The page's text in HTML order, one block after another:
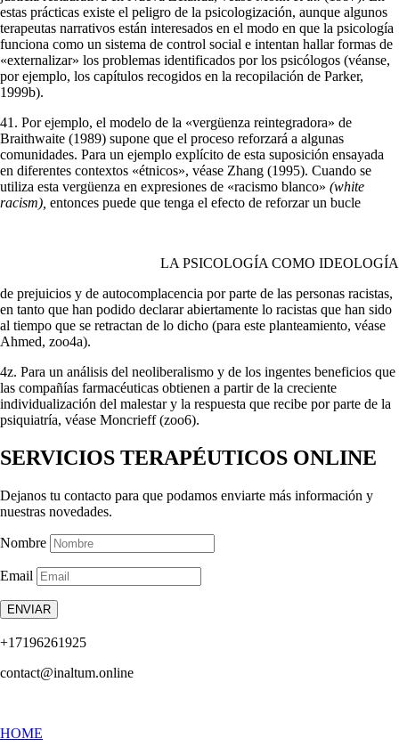
estas prácticas existe el peligro de la psicologización, aunque algunos
terapeutas narrativos están inte­resados en el modo en que la psicología
funciona como un sistema de control social e intentan hallar formas de
«externalizar» los problemas identificados por los psicólogos (véanse,
por ejemplo, los capítulos recogidos en la recopi­lación de Parker,
1999b).
41. Por ejemplo, el modelo de la «vergüenza reintegradora» de
Braithwaite (1989) supone que el proceso reforzará a algunas
comunidades. Para un ejemplo explícito de esta suposición ensayada
en diferentes contextos «étnicos», véase Zhang (1995). Cuando se
utiliza esta vergüenza en expresiones de «racismo blanco» (white
racism), entonces puede que tenga el efecto de reforzar un bucle
LA PSICOLOGÍA COMO IDEOLOGÍA
de prejuicios y de autocomplacencia por parte de las personas racistas,
en tanto que han podido declarar abiertamente lo racistas que han sido
al tiempo que se retractan de lo dicho (para este planteamiento, véase
Ahmed, zoo4a).
4z. Para un análisis del neoliberalismo y de los ingentes beneficios que
las com­pañías farmacéuticas obtienen a partir de la creciente
individualización del malestar y la respuesta que recibe por parte de la
psiquiatría, véase Moncrieff (zoo6).
SERVICIOS TERAPÉUTICOS ONLINE
Dejanos tu contacto para que podamos enviarte más información y
nuestras novedades.
Nombre
Email
ENVIAR
+17196261925
contact@inaltum.online
HOME